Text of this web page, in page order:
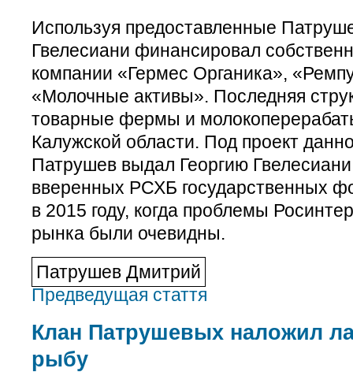
Используя предоставленные
Гвелесиани финансировал
компании «Гермес Органика»,
«Молочные активы». Последняя
товарные фермы и
Калужской области. Под проект
Патрушев выдал Георгию
вверенных РСХБ государственных
в 2015 году, когда проблемы
рынка были очевидны.
Патрушев Дмитрий
Предведущая стаття
Клан Патрушевых наложил
рыбу